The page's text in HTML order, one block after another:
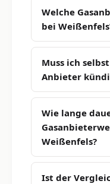
Welche
bei
Muss ich
Anbieter
Wie lange
Weißenfels?
Ist der